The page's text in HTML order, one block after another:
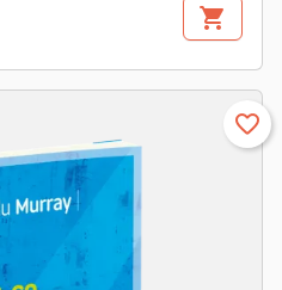
shopping_cart
favorite_border